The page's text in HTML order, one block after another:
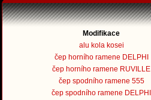
Modifikace
alu kola kosei
čep horního ramene DELPHI
čep horního ramene RUVILLE
čep spodního ramene 555
čep spodního ramene DELPHI